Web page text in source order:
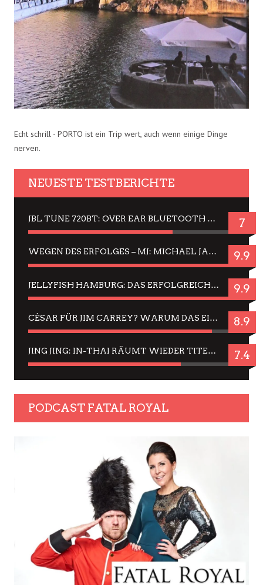
Echt schrill - PORTO ist ein Trip wert, auch wenn einige Dinge
nerven.
NEUESTE TESTBERICHTE
JBL TUNE 720BT: OVER EAR BLUETOOTH KOPFHÖRER UM DIE 50,-€ IM DAUER-TEST 7
WEGEN DES ERFOLGES – MJ: MICHAEL JACKSON MUSICAL IN EINER MATINEE SEHEN 9.9
JELLYFISH HAMBURG: DAS ERFOLGREICHE SOMMER-MENÜ 2025 IN GEFÜHLEN UND BILDERN 9.9
CÉSAR FÜR JIM CARREY? WARUM DAS EINER DER NERVIGSTEN ACTORS IST UND BLEIBT 8.9
JING JING: IN-THAI RÄUMT WIEDER TITEL AB – EIN ZWEI-STUNDEN-ERLEBNISBERICHT 7.4
PODCAST FATAL ROYAL